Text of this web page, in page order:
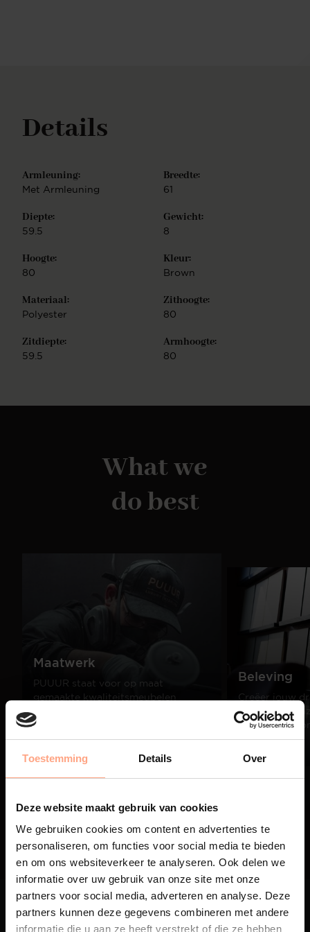
Toestemming Details Over
Deze website maakt gebruik van cookies
We gebruiken cookies om content en advertenties te
personaliseren, om functies voor social media te bieden
en om ons websiteverkeer te analyseren. Ook delen we
informatie over uw gebruik van onze site met onze
partners voor social media, adverteren en analyse. Deze
partners kunnen deze gegevens combineren met andere
informatie die u aan ze heeft verstrekt of die ze hebben
verkrijgbaar in de finish mat zwart of wit, mat RVS,
mat goud en mat rosé. De Tome eetkamerstoel is
Details
Armleuning:
Met Armleuning
Breedte:
61
Diepte:
59.5
Gewicht:
8
Hoogte:
80
Kleur:
Brown
Materiaal:
Polyester
Zithoogte:
80
Zitdiepte:
59.5
Armhoogte:
80
What we
do best
01 /
Maatwerk
PUUUR staat voor op maat
gemaakte kwaliteitsmeubelen
Beleving
Creëer jouw
samen met
designer